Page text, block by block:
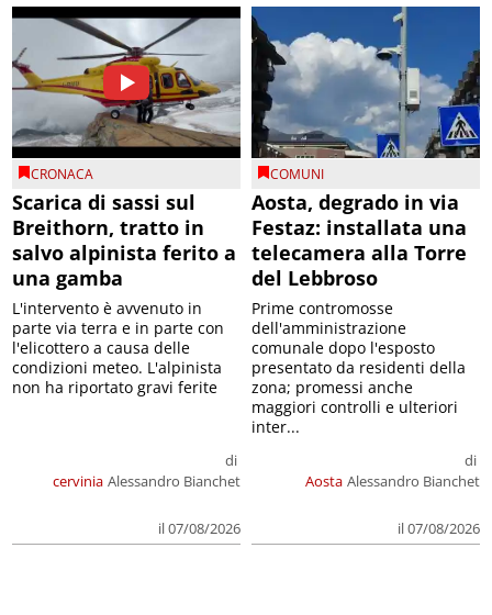
CRONACA
Scarica di sassi sul
Breithorn, tratto in
salvo alpinista ferito a
una gamba
cervinia
di
Alessandro Bianchet
il 07/08/2026
L'intervento è avvenuto in
parte via terra e in parte con
l'elicottero a causa delle
condizioni meteo. L'alpinista
non ha riportato gravi ferite
COMUNI
Aosta, degrado in via
Festaz: installata una
telecamera alla Torre
del Lebbroso
Aosta
di
Alessandro Bianchet
il 07/08/2026
Prime contromosse
dell'amministrazione
comunale dopo l'esposto
presentato da residenti della
zona; promessi anche
maggiori controlli e ulteriori
inter...